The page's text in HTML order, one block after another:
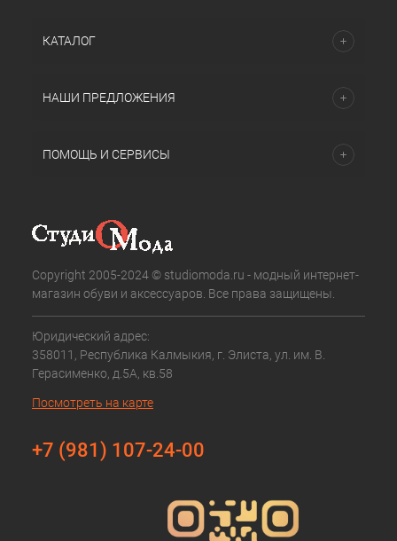
КАТАЛОГ
НАШИ ПРЕДЛОЖЕНИЯ
ПОМОЩЬ И СЕРВИСЫ
Copyright 2005-2024 © studiomoda.ru - модный интернет-
магазин обуви и аксессуаров. Все права защищены.
Юридический адрес:
358011, Республика Калмыкия, г. Элиста, ул. им. В.
Герасименко, д.5А, кв.58
Посмотреть на карте
+7 (981) 107-24-00